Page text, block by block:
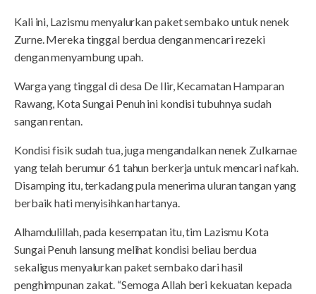
Kali ini, Lazismu menyalurkan paket sembako untuk nenek
Zurne. Mereka tinggal berdua dengan mencari rezeki
dengan menyambung upah.
Warga yang tinggal di desa De Ilir, Kecamatan Hamparan
Rawang, Kota Sungai Penuh ini kondisi tubuhnya sudah
sangan rentan.
Kondisi fisik sudah tua, juga mengandalkan nenek Zulkarnae
yang telah berumur 61 tahun berkerja untuk mencari nafkah.
Disamping itu, terkadang pula menerima uluran tangan yang
berbaik hati menyisihkan hartanya.
Alhamdulillah, pada kesempatan itu, tim Lazismu Kota
Sungai Penuh lansung melihat kondisi beliau berdua
sekaligus menyalurkan paket sembako dari hasil
penghimpunan zakat. “Semoga Allah beri kekuatan kepada